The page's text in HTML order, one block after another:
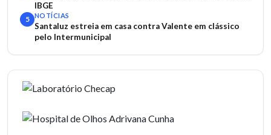
IBGE
5 NOTÍCIAS
Santaluz estreia em casa contra Valente em clássico
pelo Intermunicipal